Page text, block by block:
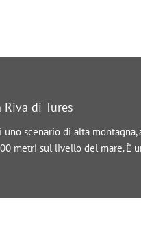
Riva di Tures
uno scenario di alta
metri sul livello del mare.